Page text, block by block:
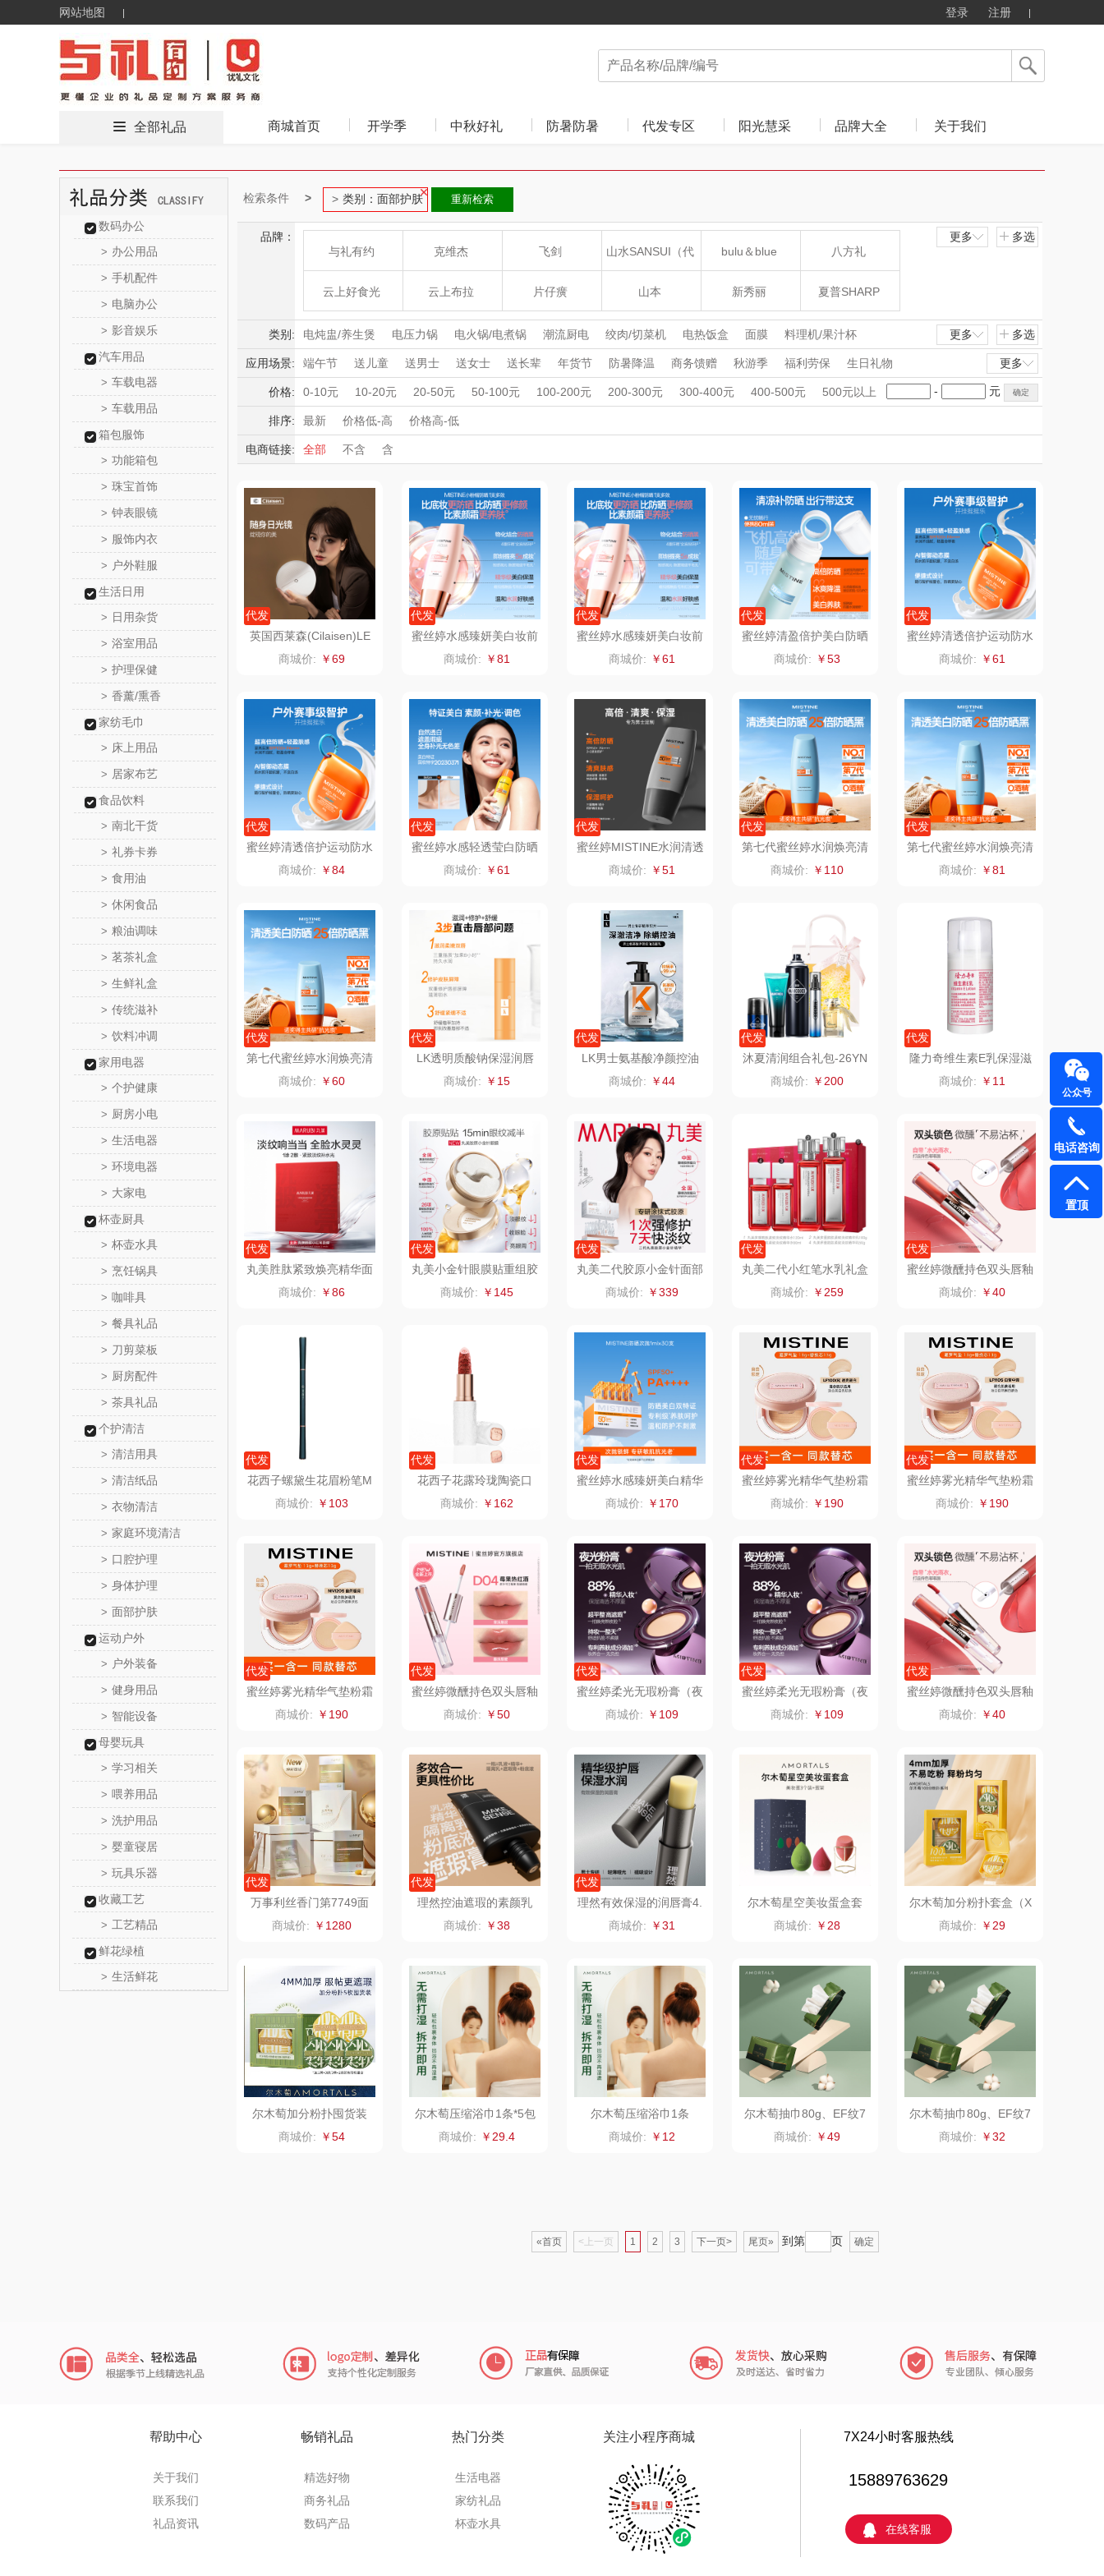
网站地图 登录 注册
全部礼品 商城首页 开学季 中秋好礼 防暑防暑 代发专区 阳光慧采 品牌大全 关于我们
数码办公
> 办公用品
> 手机配件
> 电脑办公
> 影音娱乐
汽车用品
> 车载电器
> 车载用品
箱包服饰
> 功能箱包
> 珠宝首饰
> 钟表眼镜
> 服饰内衣
> 户外鞋服
生活日用
> 日用杂货
> 浴室用品
> 护理保健
> 香薰/熏香
家纺毛巾
> 床上用品
> 居家布艺
食品饮料
> 南北干货
> 礼券卡券
> 食用油
> 休闲食品
> 粮油调味
> 茗茶礼盒
> 生鲜礼盒
> 传统滋补
> 饮料冲调
家用电器
> 个护健康
> 厨房小电
> 生活电器
> 环境电器
> 大家电
杯壶厨具
> 杯壶水具
> 烹饪锅具
> 咖啡具
> 餐具礼品
> 刀剪菜板
> 厨房配件
> 茶具礼品
个护清洁
> 清洁用具
> 清洁纸品
> 衣物清洁
> 家庭环境清洁
> 口腔护理
> 身体护理
> 面部护肤
运动户外
> 户外装备
> 健身用品
> 智能设备
母婴玩具
> 学习相关
> 喂养用品
> 洗护用品
> 婴童寝居
> 玩具乐器
收藏工艺
> 工艺精品
鲜花绿植
> 生活鲜花
检索条件 类别：面部护肤 重新检索
品牌：
与礼有约
克维杰 飞剑 山水SANSUI（代
理商）
bulu＆blue 八方礼
云上好食光 云上布拉 片仔癀 山本 新秀丽 夏普SHARP
东方沁 绽家 HOLOHOLO 途柏丽TOBERLIR momo（杯壶） 大嘴猴（杯壶厨具
雨伞）
觅菓 MOVA 匠心萌宠 YOTTOY 西屋（运动户外） 非一FETANA
乐扣乐扣（家居/
小家电）
星巴克（杯壶/包
姑苏渔歌
（线下款）
（线上款）
佳帮手 三只松鼠（代理
商）
斯凯奇SKECHER
S
可口可乐Coca Col
沃莱 十二夏天 百草味（代理商） LUING BOX 立白（包销款） 润本（套装）
乐班 戴可思 京意之选 锦礼 阿茜娅（AGIA）
卓然 首佩 SWISS MILITARY 罗莱超柔床品 润心 奈雪茶院
奈雪的茶 克洛特 竹盐 丝丽诺妃
花卉诗 小天鹅 罗尔仕
舒蕾（定制款） 洁玉（定制款） 富昌（定制款） 爱国者（移动电
源）
飞利浦 荣诚
周六福 江中猴姑 江中食疗 凤凰 保卫蛋蛋 马克图布
苏泊尔（代理商） 九阳（代理商） 实丰文化 洛克星球 梵沐
泸溪河桃酥 中茶 可益康 干饭熊饱饱
汉美驰 梦洁家纺 路悠悠 金龙鱼（包销款）
先科 德菲摩尔 伊莎贝拉 荣事达（品牌方） 得力
润本（套装类） 浪莎 圣耳 味滋源（包销款） 英红（包销款）
1）
西屋（小家电） 渝情渝礼 杜邦（餐具类） 云栖桦田
长寿花 百事食品 奥克斯 五丰黎红 小胖爪
有色 可可满分 无印良品（代理
商）
味滋源（品牌方） 立时olayks 银小燕
泉尔思
品胜 百事（饮具类） 三胖蛋 奈斯派索 小度
都乐Dole 邻家饭香 赫兰希
几梦 易路达 天琴 朗赫
西屋（风扇类） 皮尔卡丹（皮具
类）
傲胜OSIM 360
艾美特（代理商） 狮峰 温仑山（电器类） 洁丽雅（代理商）
乐心 康巴赫（锅具类） 万华茶林 澜沧古茶 海尔
棉芽 伊莱克斯 乐扣乐扣（箱包杯
壶）
海信 乐美雅（餐具类）
飞利浦（音频类） 珍视明 WENGER/威戈 Alluflon阿路弗仑 爱仕达
乐千厨 悠米UURMI 富安娜（包销款） 冈州故事 福临门 卜珂
味滋源 玺魁 半亩川 双立人 北欧沃朗 郎氏达
朱炳仁铜 高洁丝 顺然 南方寝饰
瓷咖什 氛围部落 粒上皇 乐扣乐扣（小家
电）
传应 陇间柒月(包销款) 中华 民间造物 康巴赫（包销款） 元黍
高原宏 睡眠博士 瑞驰SWICKY 鲸选码头 家之礼
（家纺）
福礼掌柜 迪士尼（数码类） 来伊份
五谷磨房 她妍社 乐而雅 苏菲 品存
爱国者 尔木萄 嗑西西 乐事
类）
碧云泉 普沃达 陈克明 TKK
款）
皇上皇
摩动 WayourCare 极鲜港
花西子 雪糕大师
更多 多选
类别: 电炖盅/养生煲 电压力锅 电火锅/电煮锅 潮流厨电 绞肉/切菜机 电热饭盒 面膜
料理机/果汁杯
电烤箱/微波炉
电饼档 养生壶/煮茶器 酸奶机 咖啡机 煮蛋器 电水壶/热水瓶
电陶炉/电磁炉
消毒柜/消毒机
电炒锅 乳液/面霜 润唇膏 面部精华 洁面 厨师机/和面机 封口机 制冰机
美妆工具
化妆棉
唇彩唇蜜/唇釉 粉底液/膏 防晒霜/乳/喷雾
更多 多选
应用场景: 端午节 送儿童 送男士 送女士 送长辈 年货节 防暑降温 商务馈赠 秋游季 福利劳保
生日礼物
积分礼品
周年庆礼品 春游踏青 开学季礼品 毕业季礼品 开门红专区 伴手礼盒 会议礼品
国潮文创
暖冬好物
外事出国 入职礼
高端送礼
开业乔迁 乡村振兴 定制案例 珠宝礼品 酒店旅游 高校礼品 女神节 奶企礼品
银行礼品
保险礼品
建材礼品 政企单位 房地产礼品 汽车礼品 进店礼 情人节 七夕节 建党节 圣诞节
教师节
母亲节
父亲节 儿童节 中秋节 建军节 护士节 重阳节
更多
价格: 0-10元 10-20元 20-50元 50-100元 100-200元 200-300元 300-400元 400-500元 500元以上 - 元
排序: 最新 价格低-高 价格高-低
电商链接: 全部 不含 含
代发
英国西莱森(Cilaisen)LE
D化妆镜CP-CM1
商城价: ￥69
代发
蜜丝婷水感臻妍美白妆前
防晒乳60ml
商城价: ￥81
代发
蜜丝婷水感臻妍美白妆前
防晒乳40ml
商城价: ￥61
代发
蜜丝婷清盈倍护美白防晒
喷雾80ml
商城价: ￥53
代发
蜜丝婷清透倍护运动防水
防晒液40g
商城价: ￥61
代发
蜜丝婷清透倍护运动防水
防晒液60g
商城价: ￥84
代发
蜜丝婷水感轻透莹白防晒
喷雾100ml
商城价: ￥61
代发
蜜丝婷MISTINE水润清透
倍呵男士防晒乳40ml
商城价: ￥51
代发
第七代蜜丝婷水润焕亮清
盈每日防护面部防晒霜9
0ml
商城价: ￥110
代发
第七代蜜丝婷水润焕亮清
盈每日防护面部防晒霜6
0ml
商城价: ￥81
代发
第七代蜜丝婷水润焕亮清
盈每日防护面部防晒霜4
0ml
商城价: ￥60
代发
LK透明质酸钠保湿润唇
膏3.3g
商城价: ￥15
代发
LK男士氨基酸净颜控油
洁面乳150g
商城价: ￥44
代发
沐夏清润组合礼包-26YN
商城价: ￥200
代发
隆力奇维生素E乳保湿滋
润防干燥花香型100g
商城价: ￥11
代发
丸美胜肽紧致焕亮精华面
商城价: ￥86
代发
丸美小金针眼膜贴重组胶
原抗皱滋养眼膜70片*2盒
紧致
商城价: ￥145
代发
丸美二代胶原小金针面部
商城价: ￥339
代发
丸美二代小红笔水乳礼盒
护肤套装
商城价: ￥259
代发
蜜丝婷微醺持色双头唇釉
D14黑莓白朗姆【香槟限
定】
商城价: ￥40
代发
花西子螺黛生花眉粉笔M
F05螺黛栗0.08g*3（1正
2替）
商城价: ￥103
代发
花西子花露玲珑陶瓷口
红-油溶樱花版-M212柿
红锦-3.5g
商城价: ￥162
代发
蜜丝婷水感臻妍美白精华
防晒乳 礼盒 1ml*30
商城价: ￥170
代发
蜜丝婷雾光精华气垫粉霜
（自由限定）LF100S
商城价: ￥190
代发
蜜丝婷雾光精华气垫粉霜
（自由限定）LF110S
商城价: ￥190
代发
蜜丝婷雾光精华气垫粉霜
（自由限定）NN120S
商城价: ￥190
代发
蜜丝婷微醺持色双头唇釉
D04莓果热红酒
商城价: ￥50
代发
蜜丝婷柔光无瑕粉膏（夜
光粉膏）LF100
商城价: ￥109
代发
蜜丝婷柔光无瑕粉膏（夜
光粉膏）LF110
商城价: ￥109
代发
蜜丝婷微醺持色双头唇釉
D12紫苏起泡酒【香槟限
定】
商城价: ￥40
代发
万事利丝香门第7749面
膜礼盒水润修护蚕丝蛋白
补水保湿
商城价: ￥1280
代发
理然控油遮瑕的素颜乳
（自然色）35g
商城价: ￥38
代发
理然有效保湿的润唇膏4.
商城价: ￥31
尔木萄星空美妆蛋盒套
商城价: ￥28
尔木萄加分粉扑套盒（X
L）1盒
商城价: ￥29
尔木萄加分粉扑囤货装
（XL）1盒
商城价: ￥54
尔木萄压缩浴巾1条*5包
商城价: ￥29.4
尔木萄压缩浴巾1条
商城价: ￥12
尔木萄抽巾80g、EF纹7
0片/包*5包
商城价: ￥49
尔木萄抽巾80g、EF纹7
0片/包*3包
商城价: ￥32
«首页 <上一页 1 2 3 下一页> 尾页» 到第 页 确定
帮助中心
关于我们
联系我们
礼品资讯
畅销礼品
精选好物
商务礼品
数码产品
热门分类
生活电器
家纺礼品
杯壶水具
关注小程序商城 7X24小时客服热线
15889763629
在线客服
公众号
电话咨询
置顶